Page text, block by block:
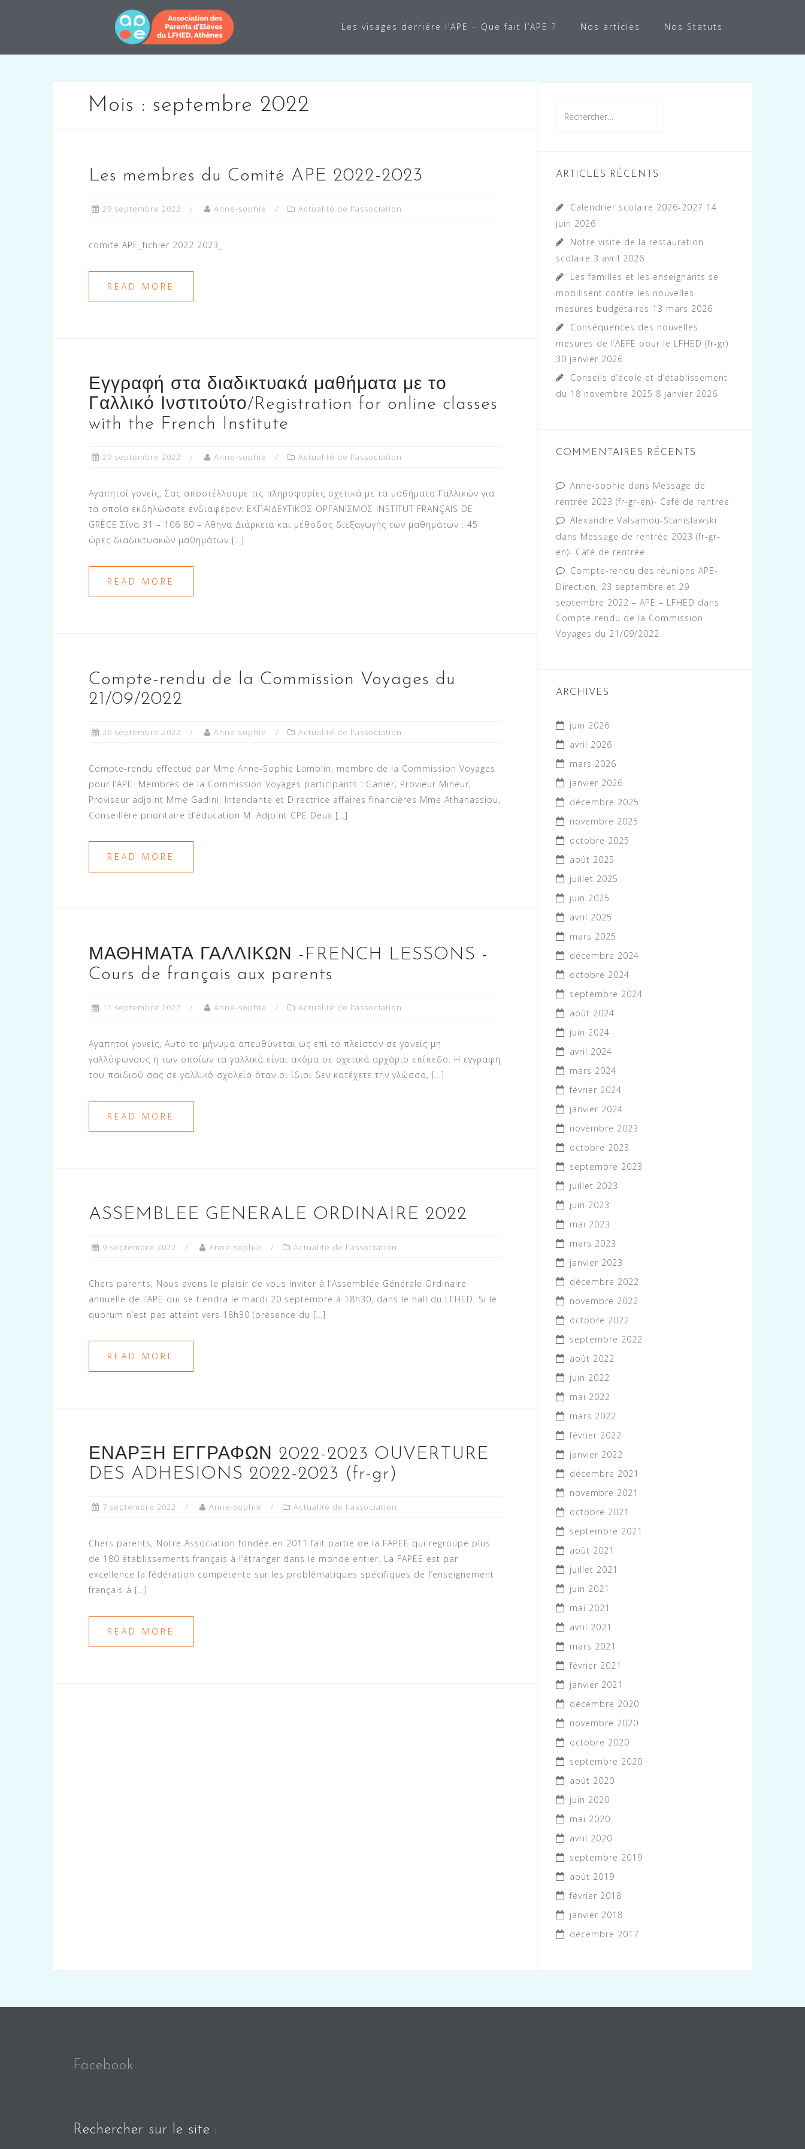
Les visages derrière l’APE – Que fait l’APE ? Nos articles Nos Statuts
Mois : septembre 2022
Les membres du Comité APE 2022-2023
29 septembre 2022 Anne-sophie Actualité de l'association
comite APE_fichier 2022 2023_
READ MORE
Εγγραφή στα διαδικτυακά μαθήματα με το
Γαλλικό Ινστιτούτο/Registration for online classes
with the French Institute
29 septembre 2022 Anne-sophie Actualité de l'association
Αγαπητοί γονείς, Σας αποστέλλουμε τις πληροφορίες σχετικά με τα μαθήματα Γαλλικών για
τα οποία εκδηλώσατε ενδιαφέρον: ΕΚΠΑΙΔΕΥΤΙΚΟΣ ΟΡΓΑΝΙΣΜΟΣ INSTITUT FRANÇAIS DE
GRÈCE Σίνα 31 – 106 80 – Αθήνα Διάρκεια και μέθοδος διεξαγωγής των μαθημάτων : 45
ώρες διαδικτυακών μαθημάτων […]
READ MORE
Compte-rendu de la Commission Voyages du
21/09/2022
26 septembre 2022 Anne-sophie Actualité de l'association
Compte-rendu effectué par Mme Anne-Sophie Lamblin, membre de la Commission Voyages
pour l’APE. Membres de la Commission Voyages participants : Ganier, Provieur Mineur,
Proviseur adjoint Mme Gadini, Intendante et Directrice affaires financières Mme Athanassiou,
Conseillère prioritaire d’éducation M. Adjoint CPE Deux […]
READ MORE
ΜΑΘΗΜΑΤΑ ΓΑΛΛΙΚΩΝ -FRENCH LESSONS -
Cours de français aux parents
11 septembre 2022 Anne-sophie Actualité de l'association
Αγαπητοί γονείς, Αυτό το μήνυμα απευθύνεται ως επί το πλείστον σε γονείς μη
γαλλόφωνους ή των οποίων τα γαλλικά είναι ακόμα σε σχετικά αρχάριο επίπεδο. Η εγγραφή
του παιδιού σας σε γαλλικό σχολείο όταν οι ίδιοι δεν κατέχετε την γλώσσα, […]
READ MORE
ASSEMBLEE GENERALE ORDINAIRE 2022
9 septembre 2022 Anne-sophie Actualité de l'association
Chers parents, Nous avons le plaisir de vous inviter à l’Assemblée Générale Ordinaire
annuelle de l’APE qui se tiendra le mardi 20 septembre à 18h30, dans le hall du LFHED. Si le
quorum n’est pas atteint vers 18h30 (présence du […]
READ MORE
ΕΝΑΡΞΗ ΕΓΓΡΑΦΩΝ 2022-2023 OUVERTURE
DES ADHESIONS 2022-2023 (fr-gr)
7 septembre 2022 Anne-sophie Actualité de l'association
Chers parents, Notre Association fondée en 2011 fait partie de la FAPEE qui regroupe plus
de 180 établissements français à l’étranger dans le monde entier. La FAPEE est par
excellence la fédération compétente sur les problématiques spécifiques de l’enseignement
français à […]
READ MORE
ARTICLES RÉCENTS
Calendrier scolaire 2026-2027 14
juin 2026
Notre visite de la restauration
scolaire 3 avril 2026
Les familles et les enseignants se
mobilisent contre les nouvelles
mesures budgétaires 13 mars 2026
Conséquences des nouvelles
mesures de l’AEFE pour le LFHED (fr-gr)
30 janvier 2026
Conseils d’école et d’établissement
du 18 novembre 2025 8 janvier 2026
COMMENTAIRES RÉCENTS
Anne-sophie dans Message de
rentrée 2023 (fr-gr-en)- Café de rentrée
Alexandre Valsamou-Stanislawski
dans Message de rentrée 2023 (fr-gr-
en)- Café de rentrée
Compte-rendu des réunions APE-
Direction, 23 septembre et 29
septembre 2022 – APE – LFHED dans
Compte-rendu de la Commission
Voyages du 21/09/2022
ARCHIVES
juin 2026
avril 2026
mars 2026
janvier 2026
décembre 2025
novembre 2025
octobre 2025
août 2025
juillet 2025
juin 2025
avril 2025
mars 2025
décembre 2024
octobre 2024
septembre 2024
août 2024
juin 2024
avril 2024
mars 2024
février 2024
janvier 2024
novembre 2023
octobre 2023
septembre 2023
juillet 2023
juin 2023
mai 2023
mars 2023
janvier 2023
décembre 2022
novembre 2022
octobre 2022
septembre 2022
août 2022
juin 2022
mai 2022
mars 2022
février 2022
janvier 2022
décembre 2021
novembre 2021
octobre 2021
septembre 2021
août 2021
juillet 2021
juin 2021
mai 2021
avril 2021
mars 2021
février 2021
janvier 2021
décembre 2020
novembre 2020
octobre 2020
septembre 2020
août 2020
juin 2020
mai 2020
avril 2020
septembre 2019
août 2019
février 2018
janvier 2018
décembre 2017
Facebook
Rechercher sur le site :